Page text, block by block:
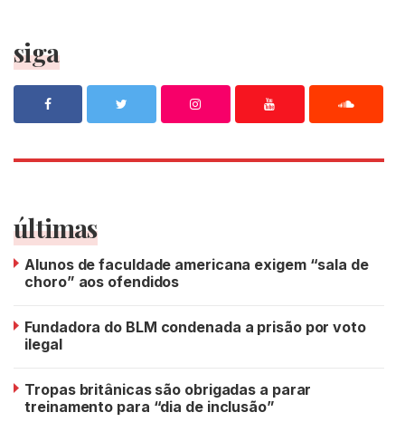
siga
últimas
Alunos de faculdade americana exigem “sala de
choro” aos ofendidos
Fundadora do BLM condenada a prisão por voto
ilegal
Tropas britânicas são obrigadas a parar
treinamento para “dia de inclusão”